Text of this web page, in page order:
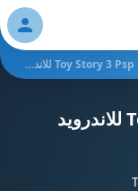
تحميل لعبة Toy Story 3 psp للاندرويد